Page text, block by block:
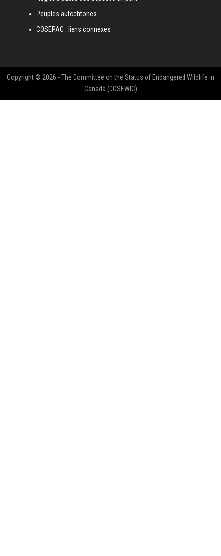
Peuples autochtones
COSEPAC : liens connexes
Copyright © 2026 - The Committee on the Status of Endangered Wildlife in
Canada (COSEWIC)